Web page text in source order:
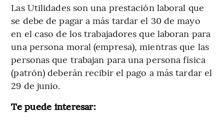
Las Utilidades son una prestación laboral que
se debe de pagar a más tardar el 30 de mayo
en el caso de los trabajadores que laboran para
una persona moral (empresa), mientras que las
personas que trabajan para una persona física
(patrón) deberán recibir el pago a más tardar el
29 de junio.
Te puede interesar: